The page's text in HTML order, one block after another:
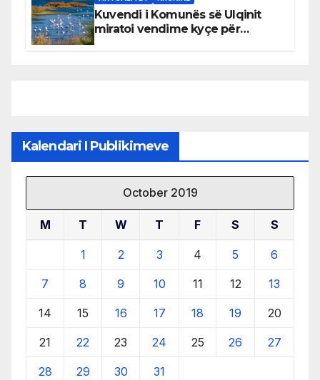
Kuvendi i Komunës së Ulqinit
miratoi vendime kyçe për
Kalendari I Publikimeve
October 2019
M T W T F S S
1 2 3 4 5 6
7 8 9 10 11 12 13
14 15 16 17 18 19 20
21 22 23 24 25 26 27
28 29 30 31